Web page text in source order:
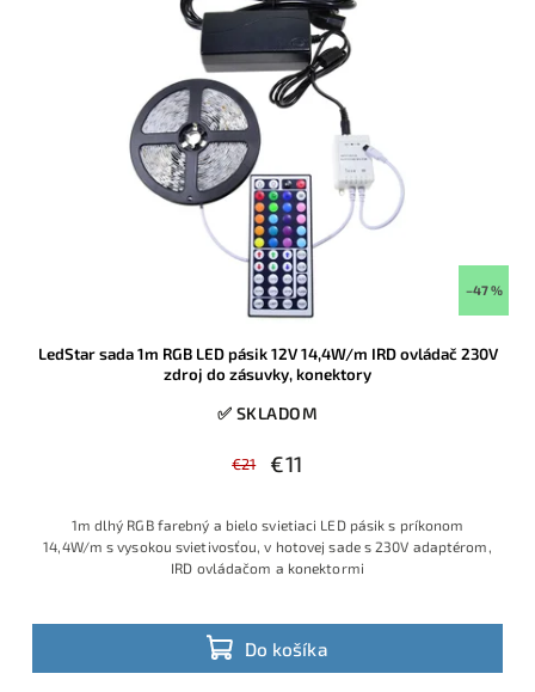
–47 %
LedStar sada 1m RGB LED pásik 12V 14,4W/m IRD ovládač 230V
zdroj do zásuvky, konektory
✅ SKLADOM
€21 €11
Do košíka
1m dlhý RGB farebný a bielo svietiaci LED pásik s príkonom
14,4W/m s vysokou svietivosťou, v hotovej sade s 230V adaptérom,
IRD ovládačom a konektormi